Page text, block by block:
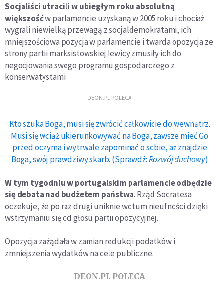
Socjaliści utracili w ubiegłym roku absolutną
większośćw parlamencie uzyskaną w 2005 roku i chociaż
wygrali niewielką przewagą z socjaldemokratami, ich
mniejszościowa pozycja w parlamencie i twarda opozycja ze
strony partii marksistowskiej lewicy zmusiły ich do
negocjowania swego programu gospodarczego z
konserwatystami.
DEON.PL POLECA
Kto szuka Boga, musi się zwrócić całkowicie do wewnątrz.
Musi się wciąż ukierunkowywać na Boga, zawsze mieć Go
przed oczyma i wytrwale zapominać o sobie, aż znajdzie
Boga, swój prawdziwy skarb. (Sprawdź:Rozwój duchowy)
W tym tygodniu w portugalskim parlamencie odbędzie
się debata nad budżetem państwa. Rząd Socratesa
oczekuje, że po raz drugi uniknie wotum nieufności dzięki
wstrzymaniu się od głosu partii opozycyjnej.
Opozycja zażądała w zamian redukcji podatków i
zmniejszenia wydatków na cele publiczne.
DEON.PL POLECA